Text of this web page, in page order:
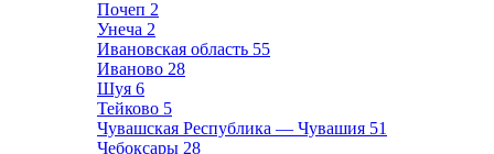
Почеп 2
Унеча 2
Ивановская область 55
Иваново 28
Шуя 6
Тейково 5
Чувашская Республика — Чувашия 51
Чебоксары 28